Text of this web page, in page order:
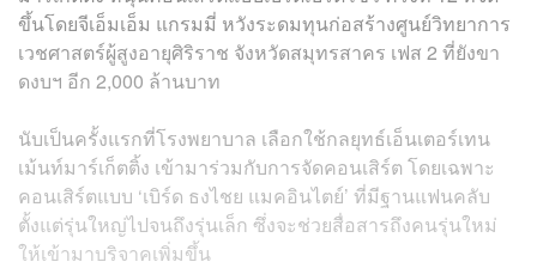
ขึ้นโดยจีเอ็มเอ็ม แกรมมี่ หวังระดมทุนก่อสร้างศูนย์วิทยาการ
เวชศาสตร์ผู้สูงอายุศิริราช จังหวัดสมุทรสาคร เฟส 2 ที่ยังขา
ดงบฯ อีก 2,000 ล้านบาท
นับเป็นครั้งแรกที่โรงพยาบาล เลือกใช้กลยุทธ์เอ็นเตอร์เทน
เม้นท์มาร์เก็ตติ้ง เข้ามาร่วมกับการจัดคอนเสิร์ต โดยเฉพาะ
คอนเสิร์ตแบบ ‘เบิร์ด ธงไชย แมคอินไตย์’ ที่มีฐานแฟนคลับ
ตั้งแต่รุ่นใหญ่ไปจนถึงรุ่นเล็ก ซึ่งจะช่วยสื่อสารถึงคนรุ่นใหม่
ให้เข้ามาบริจาคเพิ่มขึ้น